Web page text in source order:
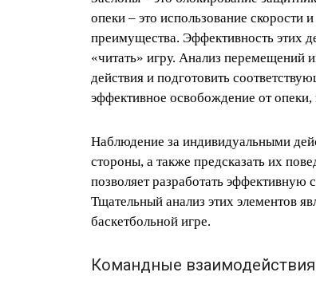
опеки – это использование
преимущества. Эффективность этих
«читать» игру. Анализ перемещений
действия и подготовить
эффективное освобождение от
Наблюдение за индивидуальными
стороны, а также предсказать их
позволяет разработать эффективную
Тщательный анализ этих элементов
баскетбольной игре.
Командные взаимодействия